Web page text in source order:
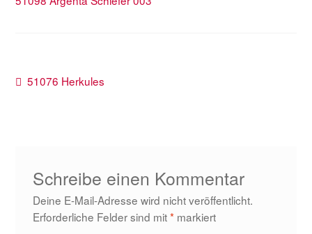
Beitragsnavigation
Vorheriger
51076 Herkules
Schreibe einen Kommentar
Deine E-Mail-Adresse wird nicht veröffentlicht.
Erforderliche Felder sind mit* markiert